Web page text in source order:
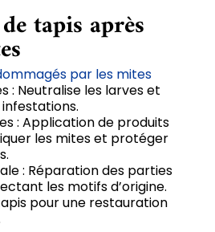
tapis après
par les mites
: Neutralise les larves et
: Application de produits
les mites et protéger
: Réparation des parties
les motifs d’origine.
pour une restauration